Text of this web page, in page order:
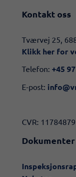
Kontakt oss
​​Tværvej 25,
Klikk her for
Telefon: +45
E-post:
CVR: 11784879
Dokumenter